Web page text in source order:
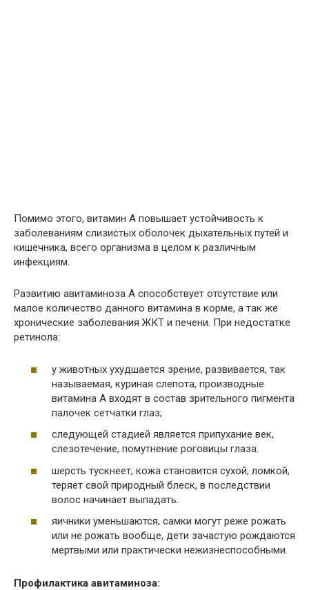
Помимо этого, витамин А повышает устойчивость к
заболеваниям слизистых оболочек дыхательных путей и
кишечника, всего организма в целом к различным
инфекциям.
Развитию авитаминоза А способствует отсутствие или
малое количество данного витамина в корме, а так же
хронические заболевания ЖКТ и печени. При недостатке
ретинола:
у животных ухудшается зрение, развивается, так
называемая, куриная слепота, производные
витамина А входят в состав зрительного пигмента
палочек сетчатки глаз;
следующей стадией является припухание век,
слезотечение, помутнение роговицы глаза.
шерсть тускнеет, кожа становится сухой, ломкой,
теряет свой природный блеск, в последствии
волос начинает выпадать.
яичники уменьшаются, самки могут реже рожать
или не рожать вообще, дети зачастую рождаются
мертвыми или практически нежизнеспособными.
Профилактика авитаминоза: